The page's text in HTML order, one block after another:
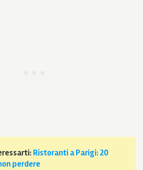
Ristoranti a Parigi: 20
perdere